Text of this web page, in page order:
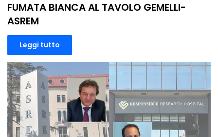
FUMATA BIANCA AL TAVOLO GEMELLI-
ASREM
Leggi tutto